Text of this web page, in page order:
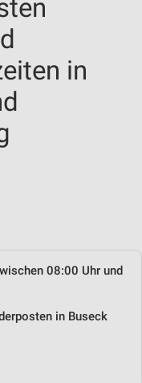
in
08:00 Uhr und
in Buseck